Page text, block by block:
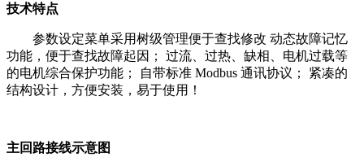
技术特点
参数设定菜单采用树级管理便于查找修改 动态故障记忆
功能，便于查找故障起因； 过流、过热、缺相、电机过载等
的电机综合保护功能； 自带标准 Modbus 通讯协议； 紧凑的
结构设计，方便安装，易于使用！
主回路接线示意图